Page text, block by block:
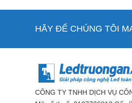
HÃY ĐỂ CHÚNG TÔI
CÔNG TY TNHH DỊCH VỤ